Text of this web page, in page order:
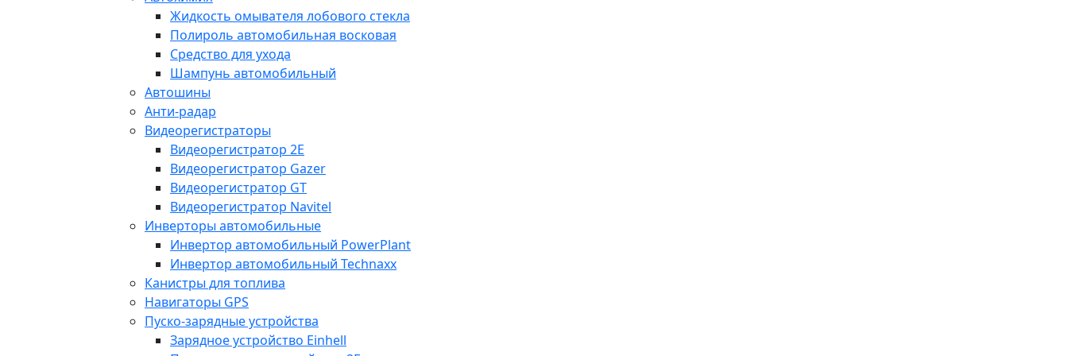
Жидкость омывателя лобового стекла
Полироль автомобильная восковая
Средство для ухода
Шампунь автомобильный
Автошины
Анти-радар
Видеорегистраторы
Видеорегистратор 2E
Видеорегистратор Gazer
Видеорегистратор GT
Видеорегистратор Navitel
Инверторы автомобильные
Инвертор автомобильный PowerPlant
Инвертор автомобильный Technaxx
Канистры для топлива
Навигаторы GPS
Пуско-зарядные устройства
Зарядное устройство Einhell